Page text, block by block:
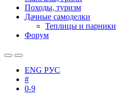
Походы, туризм
Дачные самоделки
Теплицы и парники
Форум
ENG РУС
#
0-9